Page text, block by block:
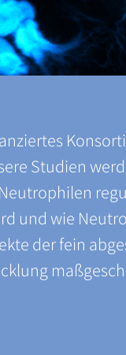
Studien
und wie
der fein